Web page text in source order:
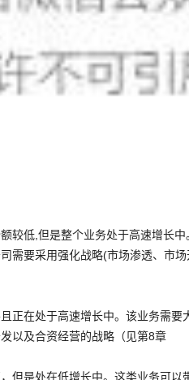
较低,但是整个业务处于高速增长
需要采用强化战略(市场渗透、市
正在处于高速增长中。该业务需
以及合资经营的战略（见第8章
但是处在低增长中。这类业务可